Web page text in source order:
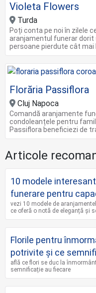
Violeta Flowers
Turda
Poți conta pe noi în zilele
aranjamentul funerar
persoane pierdute cât mai
Florăria Passiflora
Cluj Napoca
Comandă aranjamente
condoleanțele pentru
Passiflora beneficiezi de
Articole
10 modele
funerare pentru
vezi 10 modele de
ce oferă o notă de eleganță și
Florile pentru
potrivite și ce
află ce flori se duc la
semnificație au fiecare